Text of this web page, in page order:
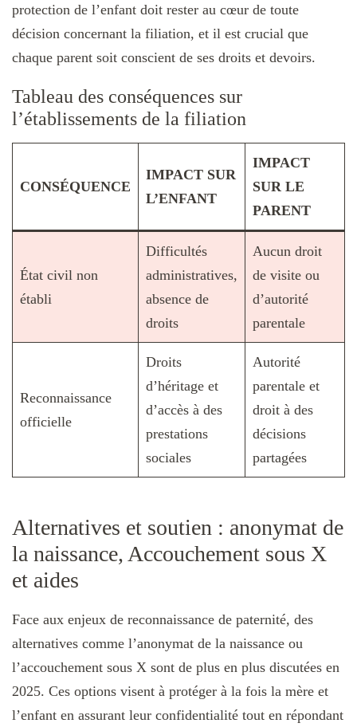
protection de l’enfant doit rester au cœur de toute
décision concernant la filiation, et il est crucial que
chaque parent soit conscient de ses droits et devoirs.
Tableau des conséquences sur
l’établissements de la filiation
CONSÉQUENCE
IMPACT SUR
L’ENFANT
IMPACT
SUR LE
PARENT
État civil non
établi
Difficultés
administratives,
absence de
droits
Aucun droit
de visite ou
d’autorité
parentale
Reconnaissance
officielle
Droits
d’héritage et
d’accès à des
prestations
sociales
Autorité
parentale et
droit à des
décisions
partagées
Alternatives et soutien : anonymat de
la naissance, Accouchement sous X
et aides
Face aux enjeux de reconnaissance de paternité, des
alternatives comme l’anonymat de la naissance ou
l’accouchement sous X sont de plus en plus discutées en
2025. Ces options visent à protéger à la fois la mère et
l’enfant en assurant leur confidentialité tout en répondant